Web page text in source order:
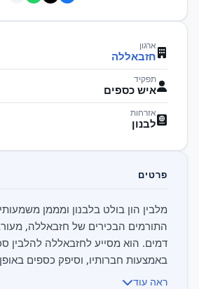
ארגון
חזבאללה
תפקיד
איש כספים
אזרחות
לבנון
פרטים
מלבין הון בולט בלבנון ומממן
התורמים הבכירים של חזבאללה,
דמים. הוא מסייע לחזבאללה להלבין
באמצעות חברותיו, וסיפק כספים
ראה עוד